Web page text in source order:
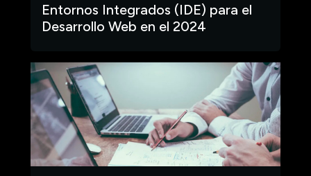
Entornos Integrados (IDE) para el
Desarrollo Web en el 2024